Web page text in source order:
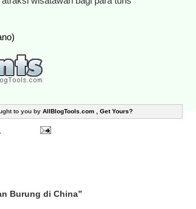
to you by AllBlogTools.com , Get Yours?
Burung di China”